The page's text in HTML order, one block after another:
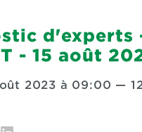
d'experts
- 15 août
2023 à 09:00 —